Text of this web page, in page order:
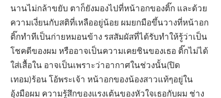
นานไม่กล้าขยับ ตาก็ยังมองไปที่หน้าอกของติ๊ก และด้วย
ความเงี่ยนกับสติที่เหลืออยู่น้อย ผมยกมือขึ้นวางที่หน้าอก
ติ๊กทำทีเป็นก่ายหมอนข้าง รสสัมผัสที่ได้รับทำให้รู้ว่าเป็น
โชคดีของผม หรืออาจเป็นความเคยชินของเธอ ติ๊กไม่ได้
ใส่เสื้อใน อาจเป็นเพราะว่าอากาศในช่วงนั้น(ปิด
เทอม)ร้อน โอ้พระเจ้า หน้าอกของน้องสาวแท้ๆอยู่ใน
อุ้งมือผม ความรู้สึกของแรงเต้นของหัวใจเธอกับผม ช่าง